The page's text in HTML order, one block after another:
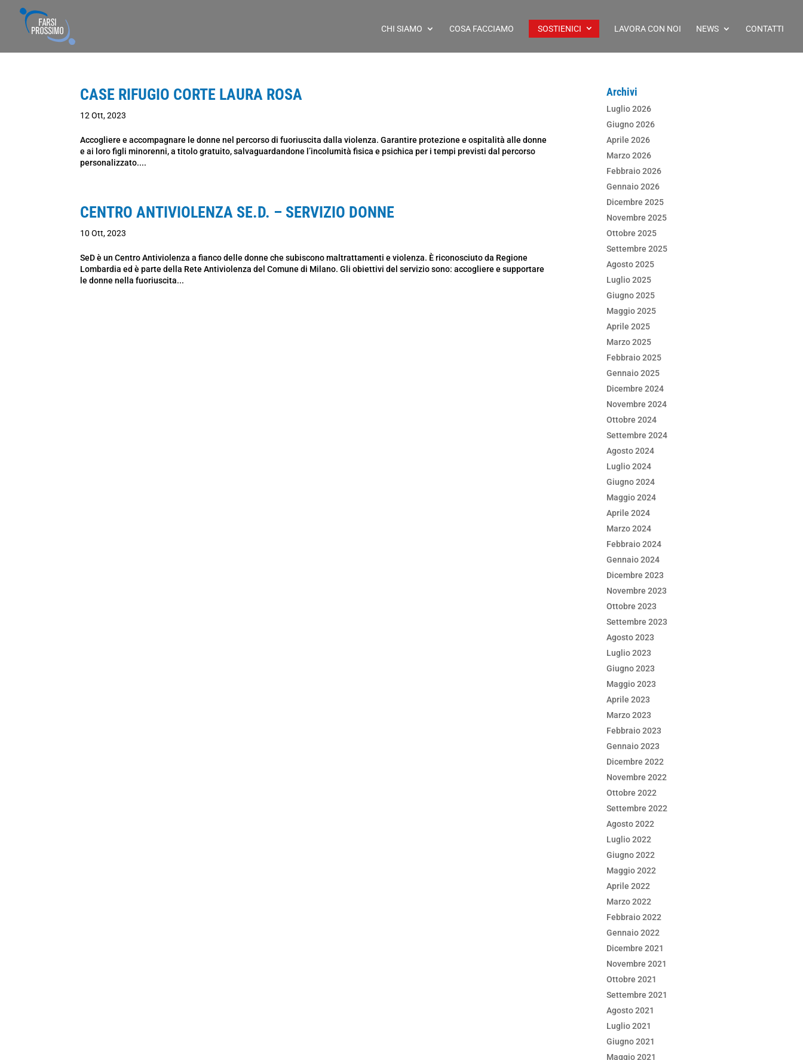
CHI SIAMO COSA FACCIAMO SOSTIENICI LAVORA CON NOI NEWS CONTATTI
CASE RIFUGIO CORTE LAURA ROSA
12 Ott, 2023
Accogliere e accompagnare le donne nel percorso di fuoriuscita dalla violenza. Garantire protezione e ospitalità alle donne
e ai loro figli minorenni, a titolo gratuito, salvaguardandone l’incolumità fisica e psichica per i tempi previsti dal percorso
personalizzato....
CENTRO ANTIVIOLENZA SE.D. – SERVIZIO DONNE
10 Ott, 2023
SeD è un Centro Antiviolenza a fianco delle donne che subiscono maltrattamenti e violenza. È riconosciuto da Regione
Lombardia ed è parte della Rete Antiviolenza del Comune di Milano. Gli obiettivi del servizio sono: accogliere e supportare
le donne nella fuoriuscita...
Archivi
Luglio 2026
Giugno 2026
Aprile 2026
Marzo 2026
Febbraio 2026
Gennaio 2026
Dicembre 2025
Novembre 2025
Ottobre 2025
Settembre 2025
Agosto 2025
Luglio 2025
Giugno 2025
Maggio 2025
Aprile 2025
Marzo 2025
Febbraio 2025
Gennaio 2025
Dicembre 2024
Novembre 2024
Ottobre 2024
Settembre 2024
Agosto 2024
Luglio 2024
Giugno 2024
Maggio 2024
Aprile 2024
Marzo 2024
Febbraio 2024
Gennaio 2024
Dicembre 2023
Novembre 2023
Ottobre 2023
Settembre 2023
Agosto 2023
Luglio 2023
Giugno 2023
Maggio 2023
Aprile 2023
Marzo 2023
Febbraio 2023
Gennaio 2023
Dicembre 2022
Novembre 2022
Ottobre 2022
Settembre 2022
Agosto 2022
Luglio 2022
Giugno 2022
Maggio 2022
Aprile 2022
Marzo 2022
Febbraio 2022
Gennaio 2022
Dicembre 2021
Novembre 2021
Ottobre 2021
Settembre 2021
Agosto 2021
Luglio 2021
Giugno 2021
Maggio 2021